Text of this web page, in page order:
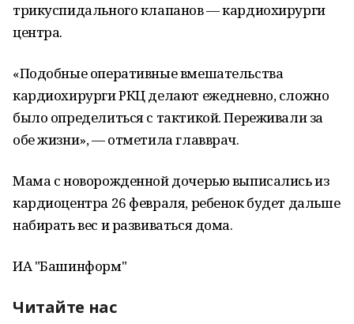
трикуспидального​ клапанов — кардиохирурги
центра.
«Подобные оперативные вмешательства
кардиохирурги РКЦ делают ежедневно, сложно
было определиться с тактикой. Переживали за
обе жизни», — отметила главврач.
Мама с новорожденной дочерью выписались из
кардиоцентра 26 февраля, ребенок будет дальше
набирать вес и развиваться дома.
ИА "Башинформ"
Читайте нас